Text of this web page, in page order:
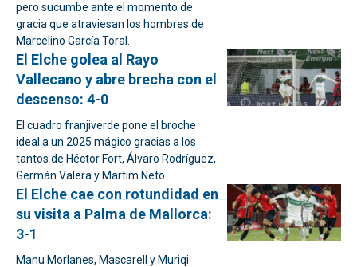
pero sucumbe ante el momento de
gracia que atraviesan los hombres de
Marcelino García Toral.
El Elche golea al Rayo
Vallecano y abre brecha con el
descenso: 4-0
El cuadro franjiverde pone el broche
ideal a un 2025 mágico gracias a los
tantos de Héctor Fort, Álvaro Rodríguez,
Germán Valera y Martim Neto.
El Elche cae con rotundidad en
su visita a Palma de Mallorca:
3-1
Manu Morlanes, Mascarell y Muriqi